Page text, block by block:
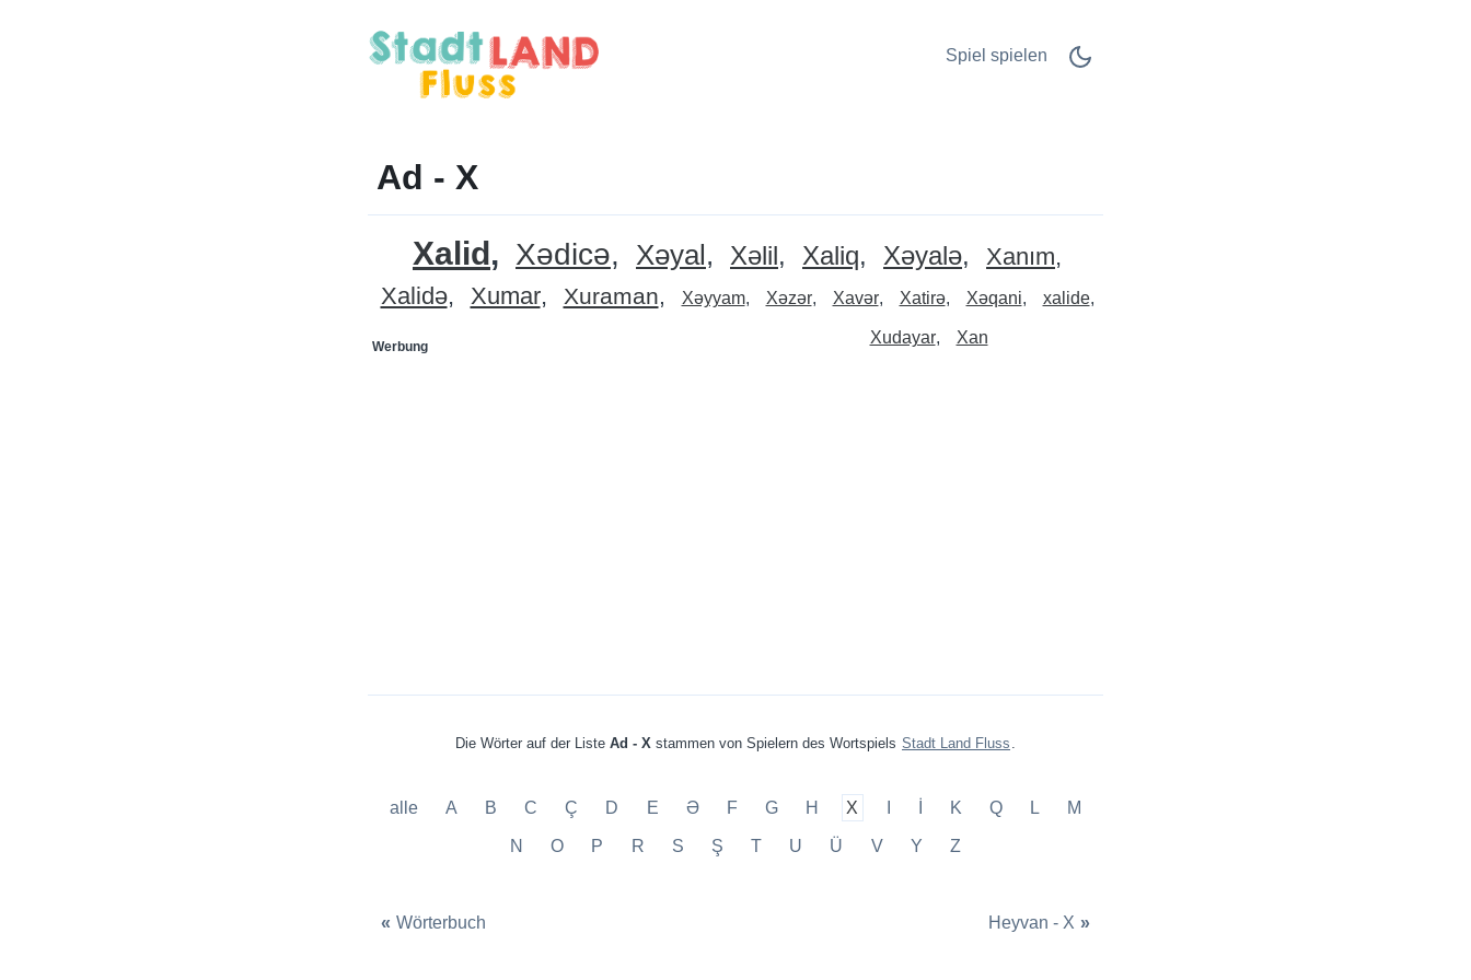
Spiel spielen
Ad - X
Xalid Xədicə Xəyal Xəlil Xaliq Xəyalə
Xanım
Xalidə
Xumar Xuraman Xəyyam Xəzər Xavər Xatirə Xəqani
Werbung
xalide
Xudayar Xan
Die Wörter auf der Liste Ad - X stammen von Spielern des Wortspiels Stadt Land Fluss .
alle A B C Ç D E Ə F G H X K Q L M
N O P R S Ş T U Ü V Y Z
« Wörterbuch Heyvan - X »